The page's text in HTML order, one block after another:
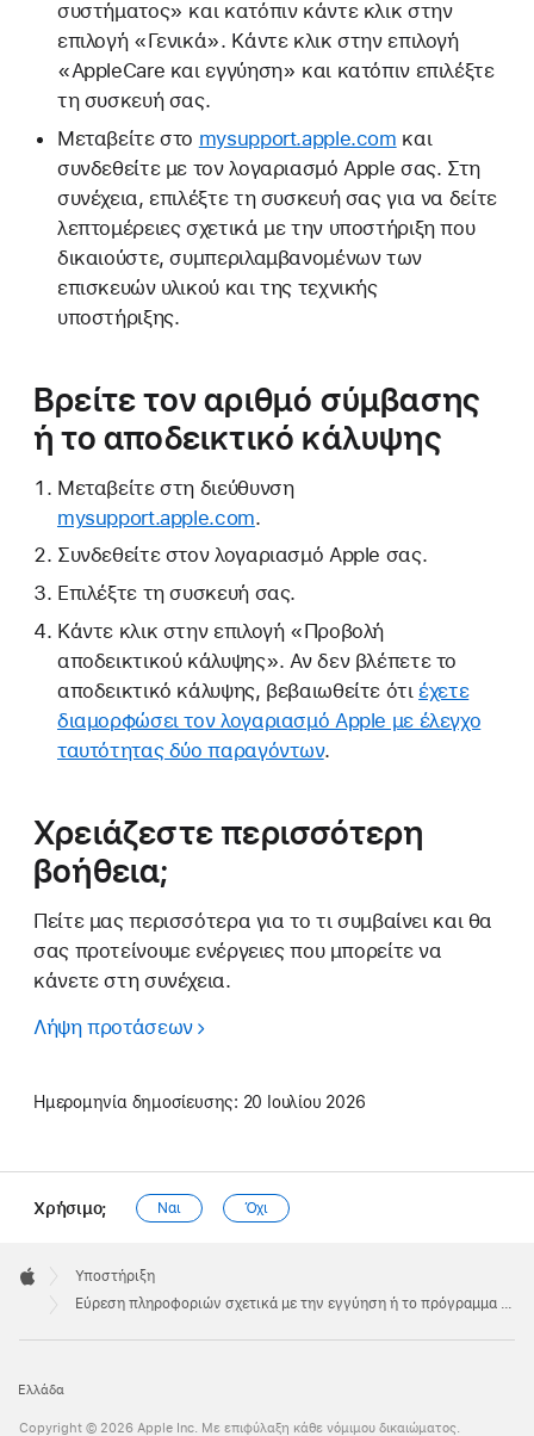
συστήματος» και κατόπιν κάντε κλικ στην
επιλογή «Γενικά». Κάντε κλικ στην επιλογή
«AppleCare και εγγύηση» και κατόπιν επιλέξτε
τη συσκευή σας.
Μεταβείτε στο mysupport.apple.com και
συνδεθείτε με τον λογαριασμό Apple σας. Στη
συνέχεια, επιλέξτε τη συσκευή σας για να δείτε
λεπτομέρειες σχετικά με την υποστήριξη που
δικαιούστε, συμπεριλαμβανομένων των
επισκευών υλικού και της τεχνικής
υποστήριξης.
Βρείτε τον αριθμό σύμβασης
ή το αποδεικτικό κάλυψης
Μεταβείτε στη διεύθυνση
mysupport.apple.com.
Συνδεθείτε στον λογαριασμό Apple σας.
Επιλέξτε τη συσκευή σας.
Κάντε κλικ στην επιλογή «Προβολή
αποδεικτικού κάλυψης». Αν δεν βλέπετε το
αποδεικτικό κάλυψης, βεβαιωθείτε ότι έχετε
διαμορφώσει τον λογαριασμό Apple με έλεγχο
ταυτότητας δύο παραγόντων.
Χρειάζεστε περισσότερη
βοήθεια;
Πείτε μας περισσότερα για το τι συμβαίνει και θα
σας προτείνουμε ενέργειες που μπορείτε να
κάνετε στη συνέχεια.
Λήψη προτάσεων
Ημερομηνία δημοσίευσης: 20 Ιουλίου 2026
Χρήσιμο; Ναι Όχι
Footer

Apple
Υποστήριξη
Εύρεση πληροφοριών σχετικά με την εγγύηση ή το πρόγραμμα AppleCare που διαθέτετε
Ελλάδα
Copyright © 2026 Apple Inc. Με επιφύλαξη κάθε νόμιμου δικαιώματος.